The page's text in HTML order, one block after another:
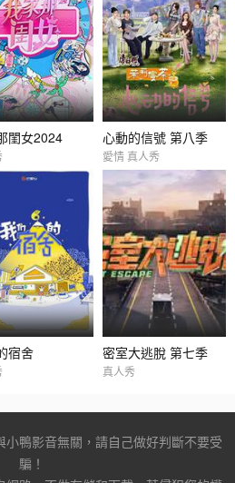
閨女2024 心動的信號 第八季
愛情 真人秀
宿舍 密室大逃脫 第七季
真人秀
鴨影音無關，請自己做好判斷不要受
騙！